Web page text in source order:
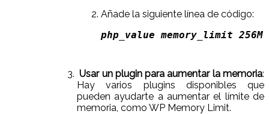
Añade la siguiente línea de código:
php_value memory_limit
Usar un plugin para aumentar la memoria:
Hay varios plugins disponibles que
pueden ayudarte a aumentar el límite de
memoria, como WP Memory Limit.